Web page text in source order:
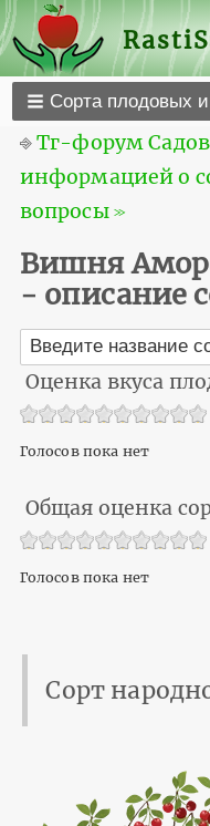
Сорта плодовых
⎆Тг-форум
информацией о
вопросы ≫
Вишня
- описание
Оценка вкуса
Голосов пока нет
Общая оценка
Голосов пока нет
Сорт